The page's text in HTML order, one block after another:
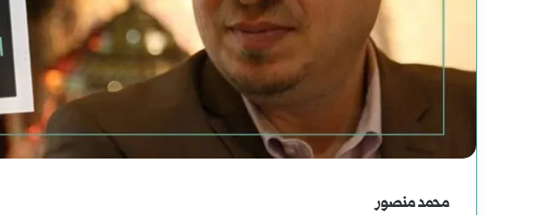
محمد منصور
رواية
(الصاعدون
إلى
النعيم)
|